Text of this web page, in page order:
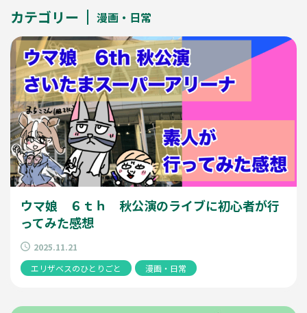
カテゴリー 漫画・日常
ウマ娘 ６ｔｈ 秋公演のライブに初心者が行
ってみた感想
2025.11.21
エリザベスのひとりごと
漫画・日常